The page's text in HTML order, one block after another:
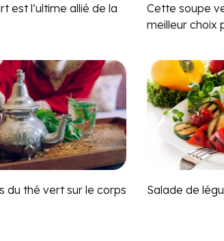
est l’ultime allié de la
Cette soupe
meilleur choix
du thé vert sur le corps Salade de